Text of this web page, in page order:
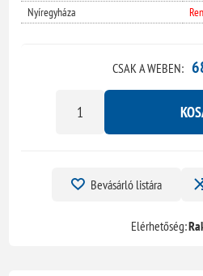
Nyíregyháza
CSAK A WEBEN:
Bevásárló listára
Elérhetőség: